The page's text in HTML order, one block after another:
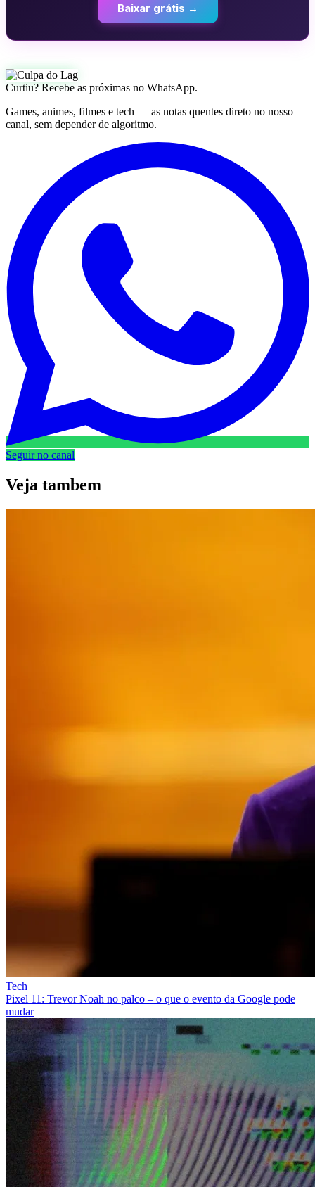
Baixar grátis →
Curtiu? Recebe as próximas no WhatsApp.
Games, animes, filmes e tech — as notas quentes direto no nosso
canal, sem depender de algoritmo.
Seguir no canal
Veja tambem
Tech
Pixel 11: Trevor Noah no palco – o que o evento da Google pode
mudar